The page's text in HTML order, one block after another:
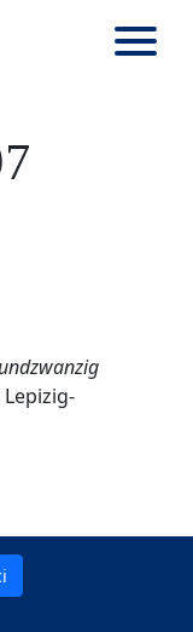
Lepizig-